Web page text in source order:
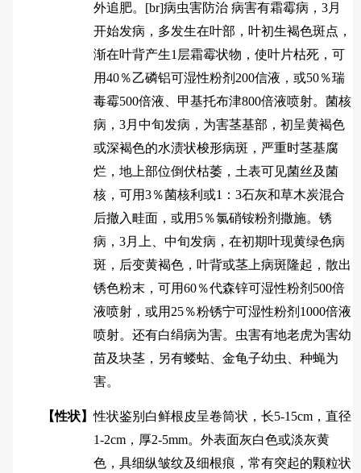
外追肥。[br]病虫害防治 病害有霜霉病，3月
开始发病，多发生在叶部，叶初生褐色斑点，
渐在叶背产生1层霜霉状物，使叶片枯死，可
用40％乙磷铝可湿性粉剂200信液，或50％瑞
毒霉500倍液、甲基托布津800倍液喷射。菌核
病，3月中旬发病，为害茎基部，初呈黄褐色
或深褐色的水渍状梭形病斑，严重时茎基腐
烂，地上部位倒伏枯萎，土表可见菌丝及菌
核，可用3％菌核利或1：3石灰和草木炭混合
后撤入畦面，或用5％氯硝铵粉剂撒施。锈
病，3月上、中旬发病，在初期叶现黄绿色病
斑，后变黄褐色，叶背或茎上病斑隆起，散出
锈色粉末，可用60％代森锌可湿性粉剂500倍
液喷射，或用25％粉锈宁可湿性粉剂1000倍液
喷射。还有白绢病为害。虫害有地老虎为害幼
苗及块茎，另有蝼蛄、金龟子幼虫、种蝇为
害。
【性状】性状鉴别白鲜根皮呈卷筒状，长5-15cm，直径
1-2cm，厚2-5mm。外表面灰白色或淡灰黄
色，具细纵皱纹及细根痕，常有突起的颗粒状